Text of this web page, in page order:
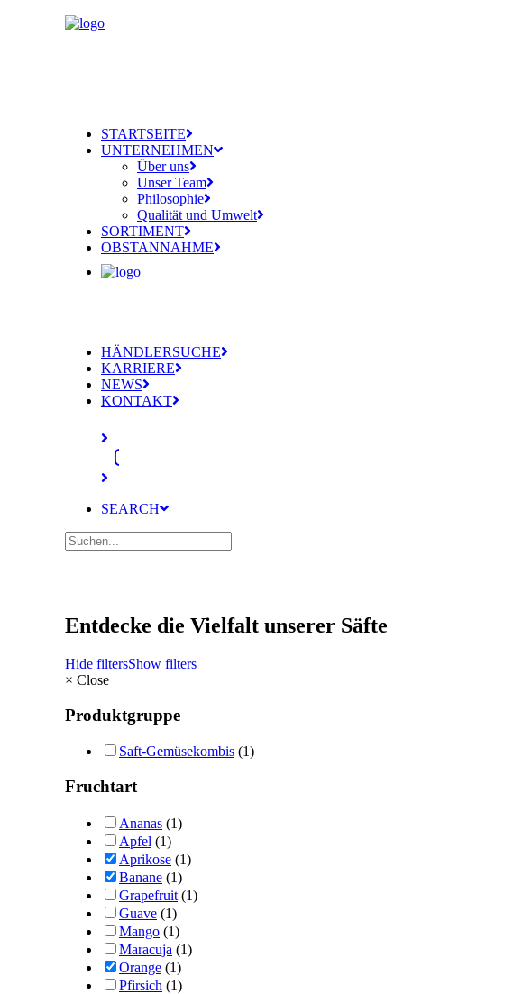
STARTSEITE
UNTERNEHMEN
Über uns
Unser Team
Philosophie
Qualität und Umwelt
SORTIMENT
OBSTANNAHME
HÄNDLERSUCHE
KARRIERE
NEWS
KONTAKT
SEARCH
Entdecke die Vielfalt unserer Säfte
Hide filtersShow filters
× Close
Produktgruppe
Saft-Gemüsekombis (1)
Fruchtart
Ananas (1)
Apfel (1)
Aprikose (1)
Banane (1)
Grapefruit (1)
Guave (1)
Mango (1)
Maracuja (1)
Orange (1)
Pfirsich (1)